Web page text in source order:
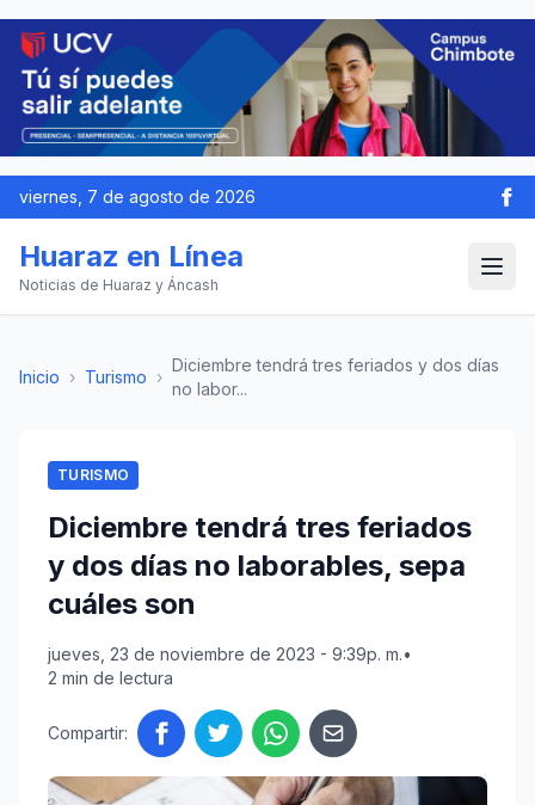
viernes, 7 de agosto de 2026
Huaraz en Línea
Noticias de Huaraz y Áncash
Inicio › Turismo ›
Diciembre tendrá tres feriados y dos días
no labor...
TURISMO
Diciembre tendrá tres feriados
y dos días no laborables, sepa
cuáles son
jueves, 23 de noviembre de 2023 - 9:39p. m.•
2 min de lectura
Compartir: